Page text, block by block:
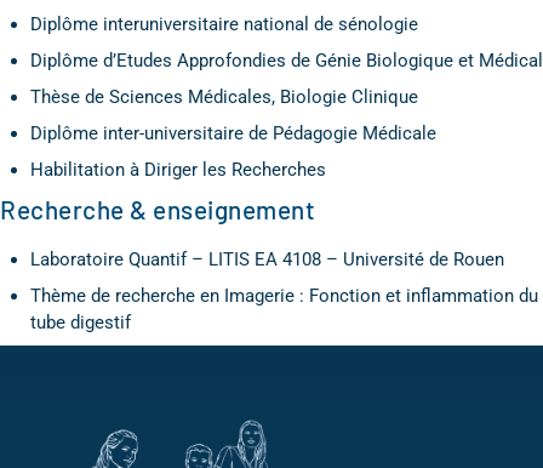
Diplôme interuniversitaire national de sénologie
Diplôme d’Etudes Approfondies de Génie Biologique et Médical
Thèse de Sciences Médicales, Biologie Clinique
Diplôme inter-universitaire de Pédagogie Médicale
Habilitation à Diriger les Recherches
Recherche & enseignement
Laboratoire Quantif – LITIS EA 4108 – Université de Rouen
Thème de recherche en Imagerie : Fonction et inflammation du
tube digestif